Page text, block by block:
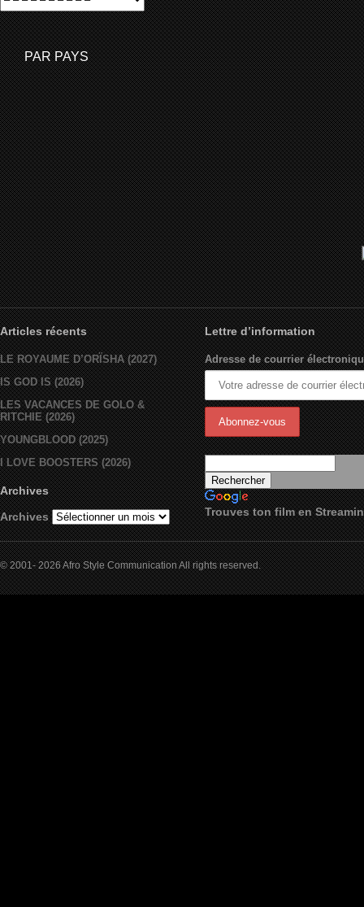
PAR PAYS
Articles récents
LE ROYAUME D’ORÏSHA (2027)
IS GOD IS (2026)
LES VACANCES DE GOLO &
RITCHIE (2026)
YOUNGBLOOD (2025)
I LOVE BOOSTERS (2026)
Archives
Archives
Lettre d’information
Adresse de courrier
Trouves ton film en
© 2001- 2026 Afro Style Communication All rights reserved.